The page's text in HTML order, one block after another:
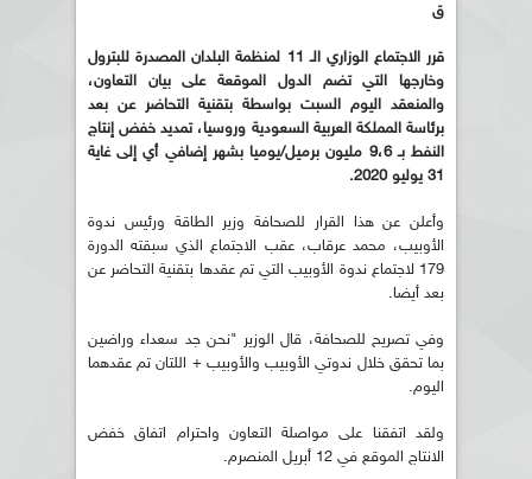
ق
قرر الاجتماع الوزاري الـ 11 لمنظمة البلدان المصدرة للبترول
وخارجها التي تضم الدول الموقعة على بيان التعاون،
والمنعقد اليوم السبت بواسطة بتقنية التحاضر عن بعد
برئاسة المملكة العربية السعودية وروسيا، تمديد خفض إنتاج
النفط بـ 9،6 مليون برميل/يوميا بشهر إضافي أي إلى غاية
31 يوليو 2020.
وأعلن عن هذا القرار للصحافة وزير الطاقة ورئيس ندوة
الأوبيب، محمد عرقاب، عقب الاجتماع الذي سبقته الدورة
179 لاجتماع ندوة الأوبيب التي تم عقدها بتقنية التحاضر عن
بعد أيضا.
وفي تصريح للصحافة، قال الوزير "نحن جد سعداء وراضين
بما تحقق خلال ندوتي الأوبيب والأوبيب + اللتان تم عقدهما
اليوم.
ولقد اتفقنا على مواصلة التعاون واحترام اتفاق خفض
الانتاج الموقع في 12 أبريل المنصرم.